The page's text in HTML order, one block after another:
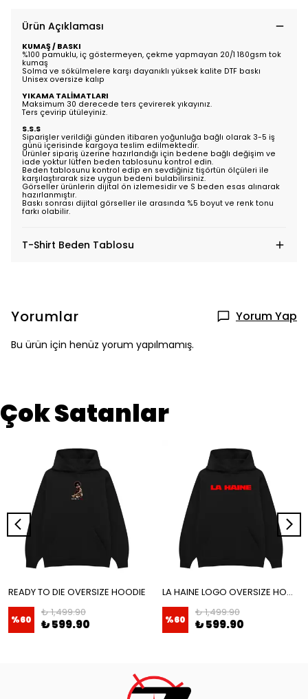
Ürün Açıklaması
KUMAŞ / BASKI
%100 pamuklu, iç göstermeyen, çekme yapmayan 20/1 180gsm tok
kumaş
Solma ve sökülmelere karşı dayanıklı yüksek kalite DTF baskı
Unisex oversize kalıp
YIKAMA TALİMATLARI
Maksimum 30 derecede ters çevirerek yıkayınız.
Ters çevirip ütüleyiniz.
S.S.S
Siparişler verildiği günden itibaren yoğunluğa bağlı olarak 3-5 iş
günü içerisinde kargoya teslim edilmektedir.
Ürünler sipariş üzerine hazırlandığı için bedene bağlı değişim ve
iade yoktur lütfen beden tablosunu kontrol edin.
Beden tablosunu kontrol edip en sevdiğiniz tişörtün ölçüleri ile
karşılaştırarak size uygun bedeni bulabilirsiniz.
Görseller ürünlerin dijital ön izlemesidir ve S beden esas alınarak
hazırlanmıştır.
Baskı sonrası dijital görseller ile arasında %5 boyut ve renk tonu
farkı olabilir.
T-Shirt Beden Tablosu
Yorumlar Yorum Yap
Bu ürün için henüz yorum yapılmamış.
Çok Satanlar
READY TO DIE OVERSIZE HOODIE
%60
₺ 1,499.90
₺ 599.90
LA HAINE LOGO OVERSIZE HOODIE
%60
₺ 1,499.90
₺ 599.90